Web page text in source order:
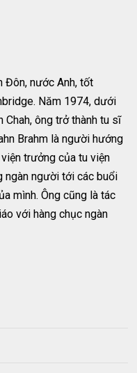
Đôn, nước Anh, tốt
Năm 1974, dưới
ông trở thành tu sĩ
Brahm là người hướng
trưởng của tu viện
ngàn người tới các buổi
mình. Ông cũng là tác
với hàng chục ngàn